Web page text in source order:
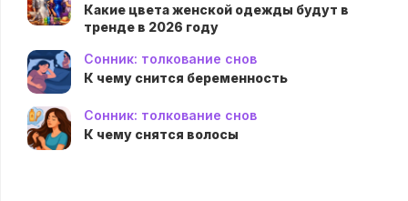
Какие цвета женской одежды будут в
тренде в 2026 году
Сонник: толкование снов
К чему снится беременность
Сонник: толкование снов
К чему снятся волосы